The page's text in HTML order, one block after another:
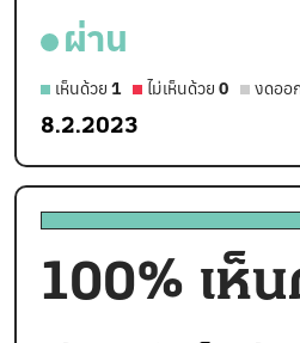
ผ่าน
เห็นด้วย 1 ไม่เห็นด้วย 0 งดออ
8.2.2023
100% เห็